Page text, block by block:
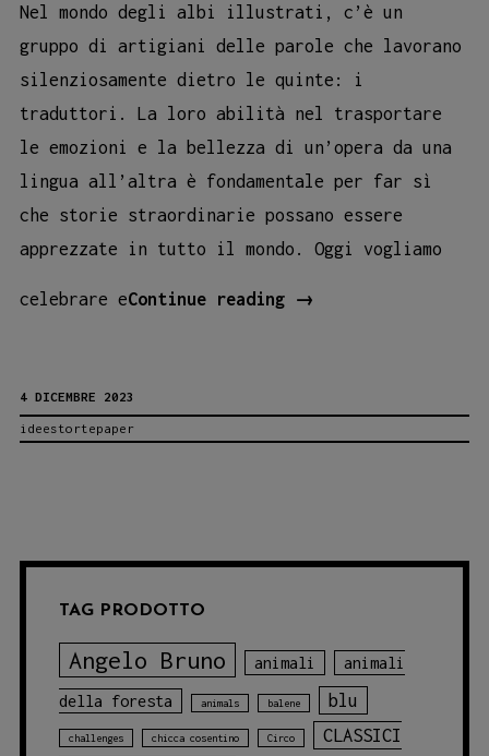
Nel mondo degli albi illustrati, c’è un
gruppo di artigiani delle parole che lavorano
silenziosamente dietro le quinte: i
traduttori. La loro abilità nel trasportare
le emozioni e la bellezza di un’opera da una
lingua all’altra è fondamentale per far sì
che storie straordinarie possano essere
apprezzate in tutto il mondo. Oggi vogliamo
celebrare eContinue reading
IL
→
4 DICEMBRE 2023
ideestortepaper
TAG PRODOTTO
Angelo Bruno animali animali
della foresta animals balene blu
challenges chicca cosentino Circo
CLASSICI